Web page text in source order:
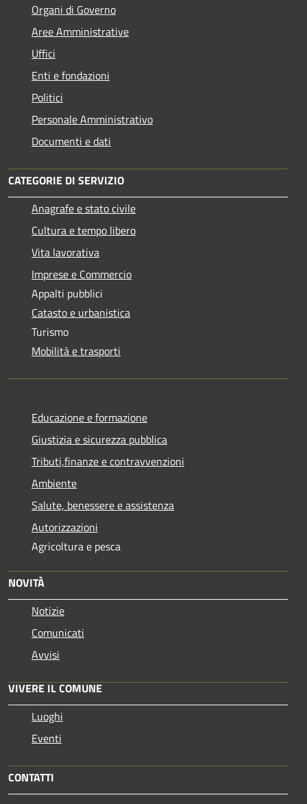
Organi di Governo
Aree Amministrative
Uffici
Enti e fondazioni
Politici
Personale Amministrativo
Documenti e dati
CATEGORIE DI SERVIZIO
Anagrafe e stato civile
Cultura e tempo libero
Vita lavorativa
Imprese e Commercio
Appalti pubblici
Catasto e urbanistica
Turismo
Mobilità e trasporti
Educazione e formazione
Giustizia e sicurezza pubblica
Tributi,finanze e contravvenzioni
Ambiente
Salute, benessere e assistenza
Autorizzazioni
Agricoltura e pesca
NOVITÀ
Notizie
Comunicati
Avvisi
VIVERE IL COMUNE
Luoghi
Eventi
CONTATTI